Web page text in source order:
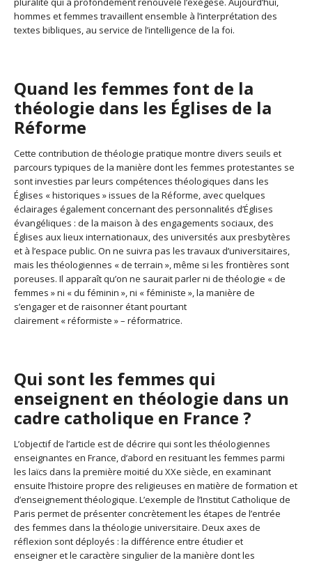
hommes et femmes travaillent ensemble à l’interprétation des
textes bibliques, au service de l’intelligence de la foi.
Quand les femmes font de la
théologie dans les Églises de la
Réforme
Cette contribution de théologie pratique montre divers seuils et
parcours typiques de la manière dont les femmes protestantes se
sont investies par leurs compétences théologiques dans les
Églises « historiques » issues de la Réforme, avec quelques
éclairages également concernant des personnalités d’Églises
évangéliques : de la maison à des engagements sociaux, des
Églises aux lieux internationaux, des universités aux presbytères
et à l’espace public. On ne suivra pas les travaux d’universitaires,
mais les théologiennes « de terrain », même si les frontières sont
poreuses. Il apparaît qu’on ne saurait parler ni de théologie « de
femmes » ni « du féminin », ni « féministe », la manière de
s’engager et de raisonner étant pourtant
clairement « réformiste » – réformatrice.
Qui sont les femmes qui
enseignent en théologie dans un
cadre catholique en France ?
L’objectif de l’article est de décrire qui sont les théologiennes
enseignantes en France, d’abord en resituant les femmes parmi
les laïcs dans la première moitié du XXe siècle, en examinant
ensuite l’histoire propre des religieuses en matière de formation et
d’enseignement théologique. L’exemple de l’Institut Catholique de
Paris permet de présenter concrètement les étapes de l’entrée
des femmes dans la théologie universitaire. Deux axes de
réflexion sont déployés : la différence entre étudier et
enseigner et le caractère singulier de la manière dont les